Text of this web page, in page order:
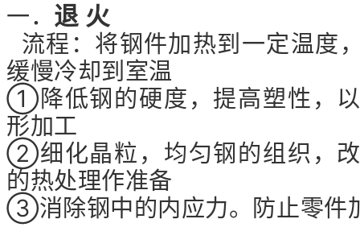
一． 退 火
流程：将钢件加热到一定温度
缓慢冷却到室温
①降低钢的硬度，提高塑性，
形加工
②细化晶粒，均匀钢的组织，
的热处理作准备
③消除钢中的内应力。防止零件